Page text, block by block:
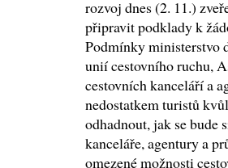
rozvoj dnes (2. 11.)
připravit podklady k
Podmínky ministerstvo
unií cestovního ruchu,
cestovních kanceláří a
nedostatkem turistů
odhadnout, jak se bude
kanceláře, agentury a
omezené možnosti